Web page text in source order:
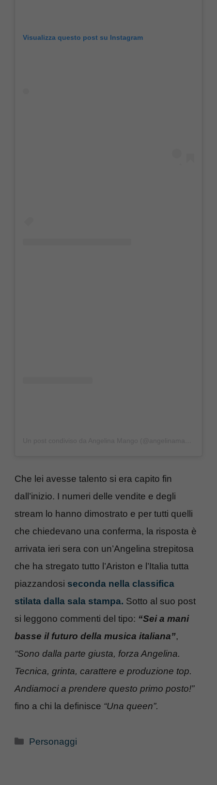
Visualizza questo post su Instagram
Che lei avesse talento si era capito fin
dall’inizio. I numeri delle vendite e degli
stream lo hanno dimostrato e per tutti quelli
che chiedevano una conferma, la risposta è
arrivata ieri sera con un’Angelina strepitosa
che ha stregato tutto l’Ariston e l’Italia tutta
piazzandosi seconda nella classifica
stilata dalla sala stampa. Sotto al suo post
si leggono commenti del tipo: “Sei a mani
basse il futuro della musica italiana”,
“Sono dalla parte giusta, forza Angelina.
Tecnica, grinta, carattere e produzione top.
Andiamoci a prendere questo primo posto!”
fino a chi la definisce “Una queen”.
Categorie
Personaggi